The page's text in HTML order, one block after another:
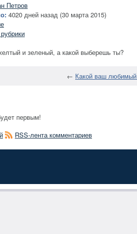
Петров
4020 дней назад (30 марта 2015)
и зеленый, а какой выберешь ты?
← Какой ваш
первым!
RSS-лента комментариев